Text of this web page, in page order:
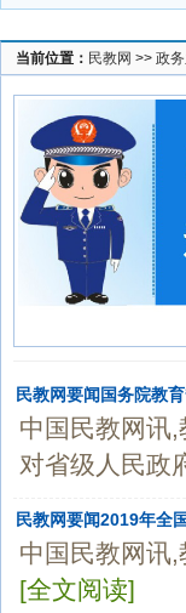
中国民办高等教
关于民办高校学业
关于批准四川机
关于批准郑州理工
关于非法网站仿
民教网免责严正
当前位置： 民教网 >> 政
民教网要闻国务院教
中国民教网讯
对省级人民政
民教网要闻2019年全
中国民教网讯
[全文阅读]